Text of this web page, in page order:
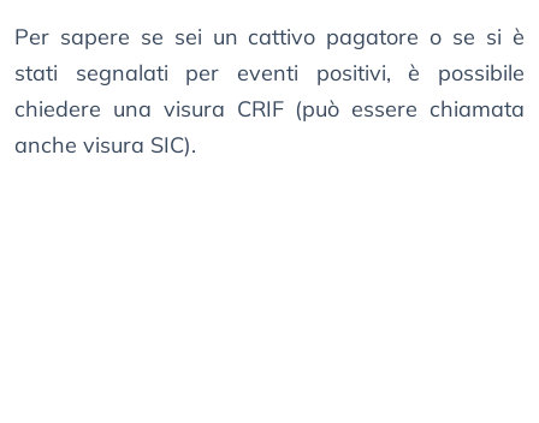
Per sapere se sei un cattivo pagatore o se si è
stati segnalati per eventi positivi, è possibile
chiedere una visura CRIF (può essere chiamata
anche visura SIC).